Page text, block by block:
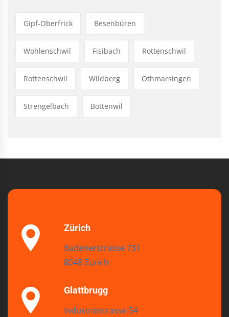
Gipf-Oberfrick Besenbüren
Wohlenschwil Fisibach Rottenschwil
Rottenschwil Wildberg Othmarsingen
Strengelbach Bottenwil
Zürich
Badenerstrasse 731
8048 Zürich
Glattbrugg
Industriestrasse 54